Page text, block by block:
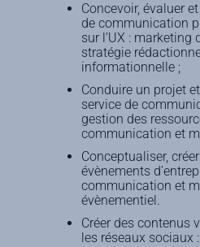
Concevoir, évaluer
de communication
sur l’UX :
stratégie
informationnelle ;
Conduire un projet
service de
gestion des
communication et
Conceptualiser,
évènements
communication et
évènementiel.
Créer des contenus
les réseaux